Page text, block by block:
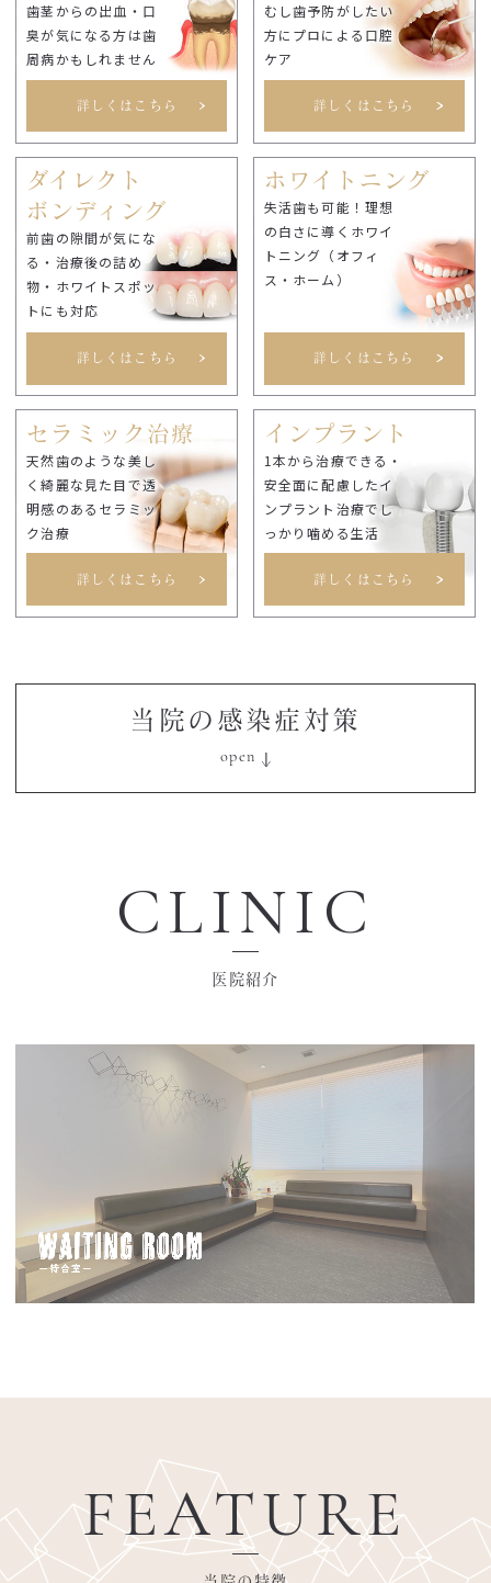
歯茎からの出血・口
臭が気になる方は歯
周病かもしれません
詳しくはこちら
むし歯予防がしたい
方にプロによる口腔
ケア
詳しくはこちら
ダイレクト
ボンディング
前歯の隙間が気にな
る・治療後の詰め
物・ホワイトスポッ
トにも対応
詳しくはこちら
ホワイトニング
失活歯も可能！理想
の白さに導くホワイ
トニング（オフィ
ス・ホーム）
詳しくはこちら
セラミック治療
天然歯のような美し
く綺麗な見た目で透
明感のあるセラミッ
ク治療
詳しくはこちら
インプラント
1本から治療できる・
安全面に配慮したイ
ンプラント治療でし
っかり噛める生活
詳しくはこちら
当院の感染症対策
CLINIC
医院紹介
FEATURE